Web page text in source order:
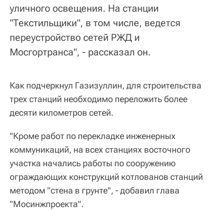
уличного освещения. На станции
"Текстильщики", в том числе, ведется
переустройство сетей РЖД и
Мосгортранса", - рассказал он.
Как подчеркнул Газизуллин, для строительства
трех станций необходимо переложить более
десяти километров сетей.
"Кроме работ по перекладке инженерных
коммуникаций, на всех станциях восточного
участка начались работы по сооружению
ограждающих конструкций котлованов станций
методом "стена в грунте", - добавил глава
"Мосинжпроекта".